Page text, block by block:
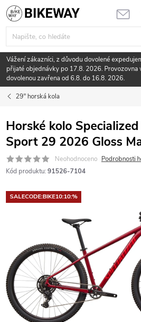
Přejít
na
obsah
Vážení zákazníci, z důvodu dovolené
přijaté objednávky po 17.8. 2026. Provozovna
dovolenou zavřena od 6.8. do 16.8. 2026.
29" horská kola
Horské kolo
Sport 29 2026 Gloss
Neohodnoceno Podrobnosti
Kód produktu: 91526-7104
SALECODE:BIKE10:10:%